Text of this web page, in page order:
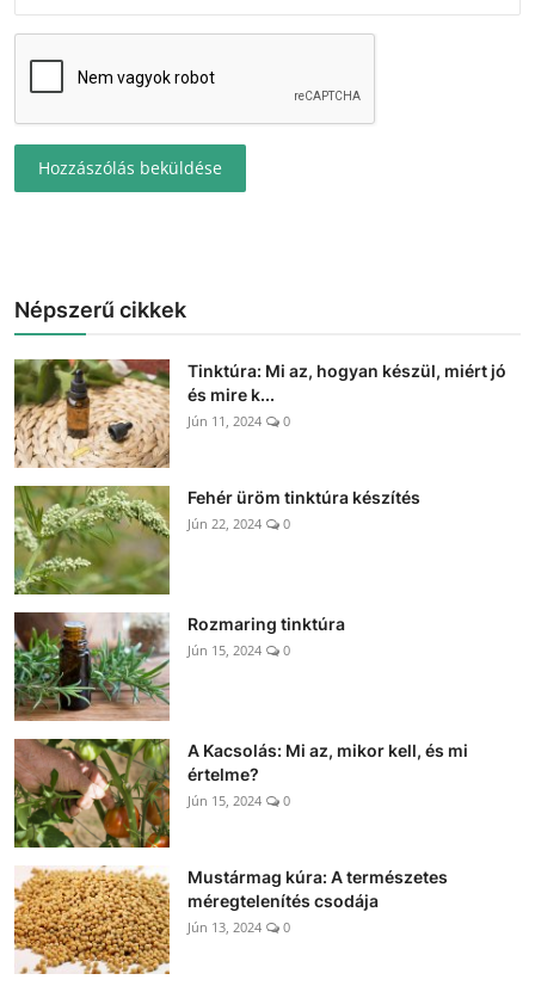
Hozzászólás beküldése
Népszerű cikkek
Tinktúra: Mi az, hogyan készül, miért jó
és mire k...
Jún 11, 2024 0
Fehér üröm tinktúra készítés
Jún 22, 2024 0
Rozmaring tinktúra
Jún 15, 2024 0
A Kacsolás: Mi az, mikor kell, és mi
értelme?
Jún 15, 2024 0
Mustármag kúra: A természetes
méregtelenítés csodája
Jún 13, 2024 0